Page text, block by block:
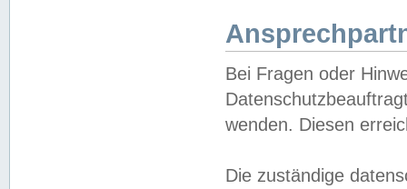
Bei Fragen oder
wenden. Diesen
Die zuständige